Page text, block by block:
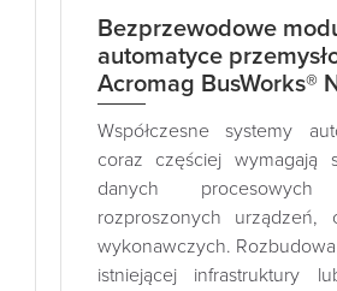
Bezprzewodowe
automatyce
Acromag BusWorks®
Współczesne systemy
coraz częściej wymagają
danych
rozproszonych urządzeń,
wykonawczych.
istniejącej infrastruktury